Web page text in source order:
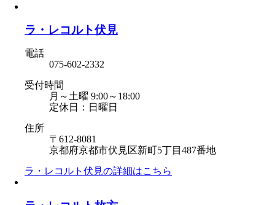
ラ・レコルト伏見
電話
075-602-2332
受付時間
月～土曜 9:00～18:00
定休日：日曜日
住所
〒612-8081
京都府京都市伏見区新町5丁目487番地
ラ・レコルト伏見の詳細はこちら